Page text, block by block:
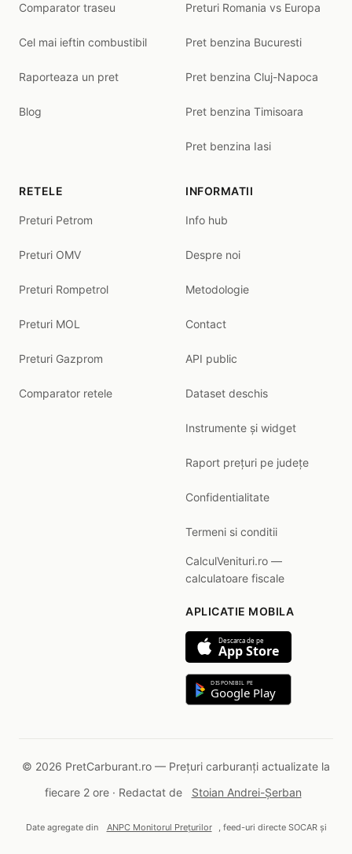
Comparator traseu
Cel mai ieftin combustibil
Raporteaza un pret
Blog
Preturi Romania vs Europa
Pret benzina Bucuresti
Pret benzina Cluj-Napoca
Pret benzina Timisoara
Pret benzina Iasi
RETELE
Preturi Petrom
Preturi OMV
Preturi Rompetrol
Preturi MOL
Preturi Gazprom
Comparator retele
INFORMATII
Info hub
Despre noi
Metodologie
Contact
API public
Dataset deschis
Instrumente și widget
Raport prețuri pe județe
Confidentialitate
Termeni si conditii
CalculVenituri.ro —
calculatoare fiscale
APLICATIE MOBILA
Descarca de pe
App Store
DISPONIBIL PE
Google Play
© 2026 PretCarburant.ro — Prețuri carburanți actualizate la
fiecare 2 ore · Redactat de
Stoian Andrei-Șerban
Date agregate din ANPC Monitorul Prețurilor , feed-uri directe SOCAR și